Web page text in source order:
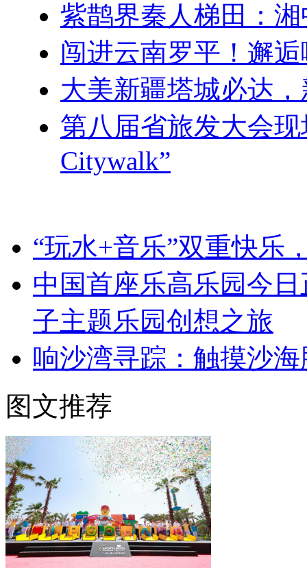
紫鹊界秦人梯田：
闯进云南罗平！邂
大美新疆塔城必达
第八届省旅发大会
Citywalk”
“玩水+音乐”双重快乐
中国首座乐高乐园今
子主题乐园创想之旅
响沙湾寻踪：触摸沙
图文推荐